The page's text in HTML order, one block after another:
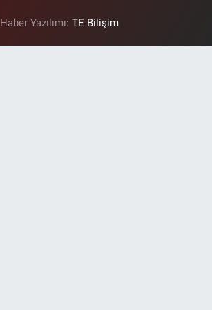
Haber Yazılımı:TE Bilişim